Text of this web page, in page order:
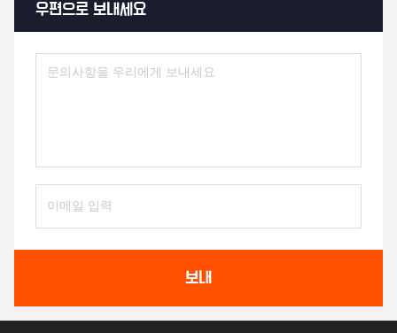
우편으로 보내세요
보내